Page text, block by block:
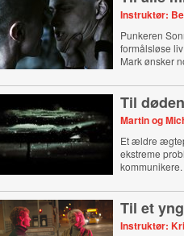
Instruktør:
Punkeren
formålsløse
Mark ønsker
Til
Martin og
Et ældre
ekstreme
kommunikere.
Til et
Instruktør: